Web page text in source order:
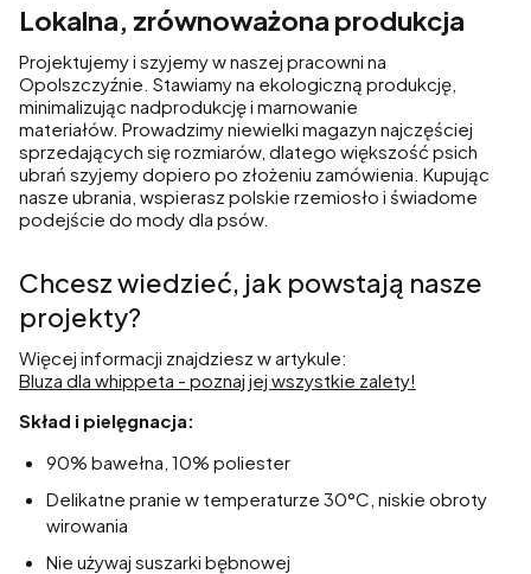
Lokalna, zrównoważona produkcja
Projektujemy i szyjemy w naszej pracowni na
Opolszczyźnie. Stawiamy na ekologiczną produkcję,
minimalizując nadprodukcję i marnowanie
materiałów. Prowadzimy niewielki magazyn najczęściej
sprzedających się rozmiarów, dlatego większość psich
ubrań szyjemy dopiero po złożeniu zamówienia. Kupując
nasze ubrania, wspierasz polskie rzemiosło i świadome
podejście do mody dla psów.
Chcesz wiedzieć, jak powstają nasze
projekty?
Więcej informacji znajdziesz w artykule:
Bluza dla whippeta - poznaj jej wszystkie zalety!
Skład i pielęgnacja:
90% bawełna, 10% poliester
Delikatne pranie w temperaturze 30°C, niskie obroty
wirowania
Nie używaj suszarki bębnowej